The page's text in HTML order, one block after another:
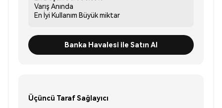
Varış Anında
En İyi Kullanım Büyük miktar
Banka Havalesi ile Satın Al
Üçüncü Taraf Sağlayıcı